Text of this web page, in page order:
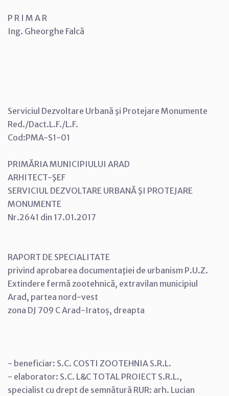
P R I M A R
Ing. Gheorghe Falcă
Serviciul Dezvoltare Urbană şi Protejare Monumente
Red./Dact.L.F./L.F.
Cod:PMA-S1-01
PRIMĂRIA MUNICIPIULUI ARAD
ARHITECT-ŞEF
SERVICIUL DEZVOLTARE URBANĂ ŞI PROTEJARE
MONUMENTE
Nr.2641 din 17.01.2017
RAPORT DE SPECIALITATE
privind aprobarea documentaţiei de urbanism P.U.Z.
Extindere fermă zootehnică, extravilan municipiul
Arad, partea nord-vest
zona DJ 709 C Arad-Iratoș, dreapta
- beneficiar: S.C. COSTI ZOOTEHNIA S.R.L.
- elaborator: S.C. L&C TOTAL PROIECT S.R.L.,
specialist cu drept de semnătură RUR: arh. Lucian